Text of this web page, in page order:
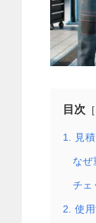
目次
1. 見
なぜ
チェ
2. 使